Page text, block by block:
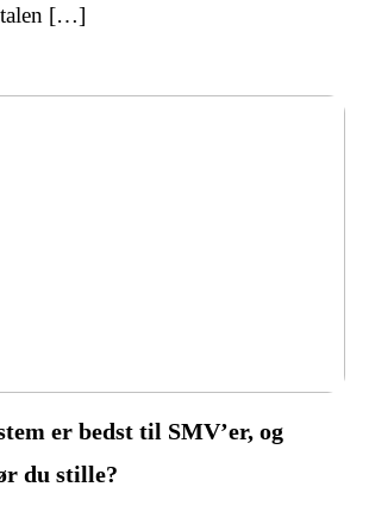
[…]
er bedst til SMV’er, og
du stille?